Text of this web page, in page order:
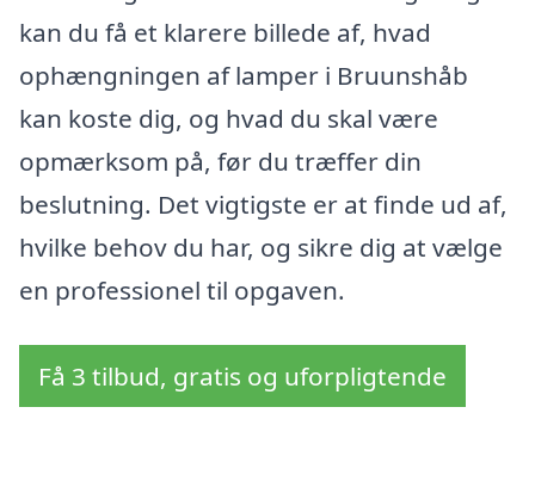
kan du få et klarere billede af, hvad
ophængningen af lamper i Bruunshåb
kan koste dig, og hvad du skal være
opmærksom på, før du træffer din
beslutning. Det vigtigste er at finde ud af,
hvilke behov du har, og sikre dig at vælge
en professionel til opgaven.
Få 3 tilbud, gratis og uforpligtende